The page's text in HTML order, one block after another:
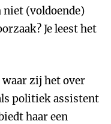
(voldoende)
Je leest het
waar zij het over
politiek assistent
haar een